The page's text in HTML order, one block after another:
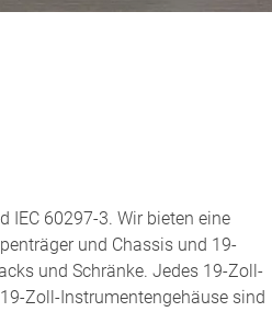
IEC 60297-3. Wir bieten eine
und Chassis und 19-
und Schränke. Jedes 19-Zoll-
Zoll-Instrumentengehäuse sind